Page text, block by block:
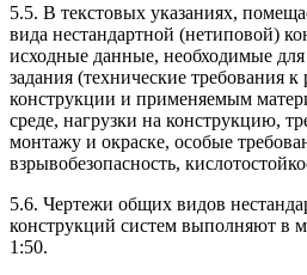
5.5. В текстовых указаниях,
вида нестандартной (нетиповой)
исходные данные, необходимые для
задания (технические требования к
конструкции и применяемым
среде, нагрузки на конструкцию,
монтажу и окраске, особые
взрывобезопасность,
5.6. Чертежи общих видов
конструкций систем выполняют в
1:50.